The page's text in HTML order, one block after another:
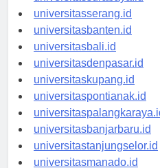
universitassurabaya.id
universitasserang.id
universitasbanten.id
universitasbali.id
universitasdenpasar.id
universitaskupang.id
universitaspontianak.id
universitaspalangkaraya.id
universitasbanjarbaru.id
universitastanjungselor.id